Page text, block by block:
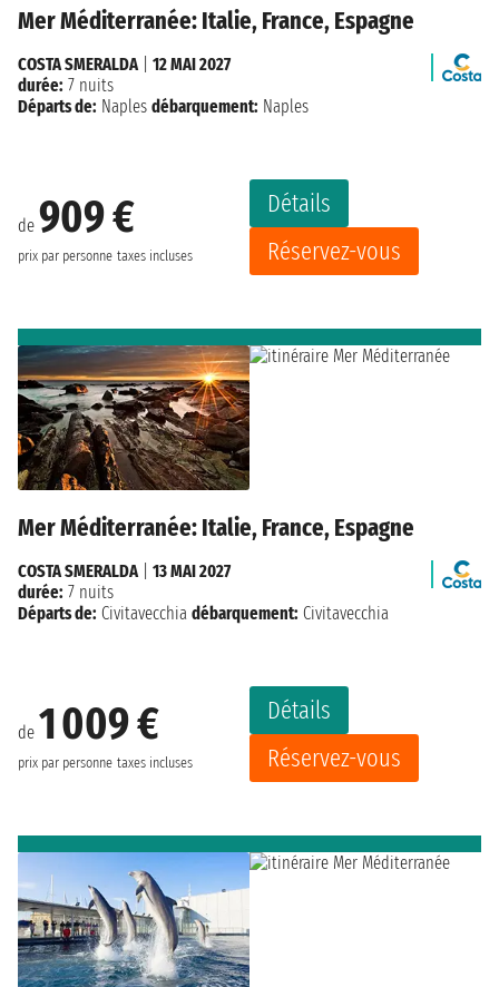
Mer Méditerranée: Italie, France, Espagne
de 909 €
prix par personne taxes incluses
Détails
Réservez-vous
COSTA SMERALDA| 12 MAI 2027
durée: 7 nuits
Départs de: Naples débarquement: Naples
Mer Méditerranée: Italie, France, Espagne
de 1 009 €
prix par personne taxes incluses
Détails
Réservez-vous
COSTA SMERALDA| 13 MAI 2027
durée: 7 nuits
Départs de: Civitavecchia débarquement: Civitavecchia